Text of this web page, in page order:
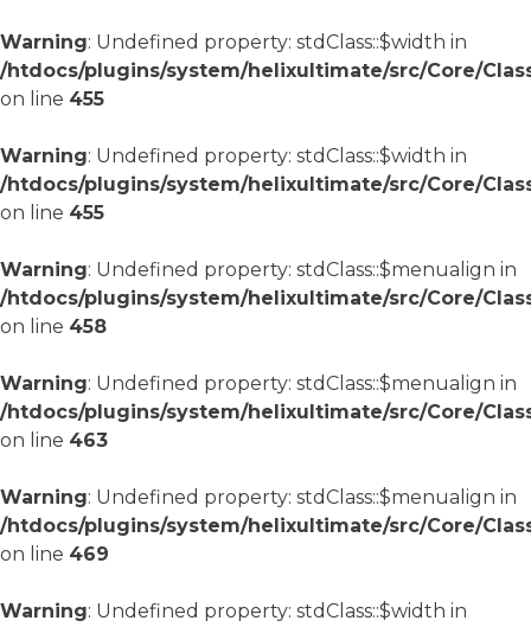
Warning: Undefined property: stdClass::$width in
/htdocs/plugins/system/helixultimate/src/Core/
on line 455
Warning: Undefined property: stdClass::$width in
/htdocs/plugins/system/helixultimate/src/Core/
on line 455
Warning: Undefined property: stdClass::$menualign in
/htdocs/plugins/system/helixultimate/src/Core/
on line 458
Warning: Undefined property: stdClass::$menualign in
/htdocs/plugins/system/helixultimate/src/Core/
on line 463
Warning: Undefined property: stdClass::$menualign in
/htdocs/plugins/system/helixultimate/src/Core/
on line 469
Warning: Undefined property: stdClass::$width in